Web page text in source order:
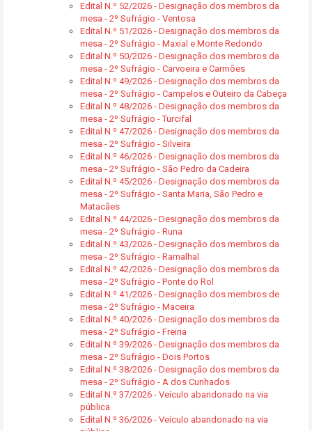
Edital N.º 52/2026 - Designação dos membros da
mesa - 2º Sufrágio - Ventosa
Edital N.º 51/2026 - Designação dos membros da
mesa - 2º Sufrágio - Maxial e Monte Redondo
Edital N.º 50/2026 - Designação dos membros da
mesa - 2º Sufrágio - Carvoeira e Carmões
Edital N.º 49/2026 - Designação dos membros da
mesa - 2º Sufrágio - Campelos e Outeiro da Cabeça
Edital N.º 48/2026 - Designação dos membros da
mesa - 2º Sufrágio - Turcifal
Edital N.º 47/2026 - Designação dos membros da
mesa - 2º Sufrágio - Silveira
Edital N.º 46/2026 - Designação dos membros da
mesa - 2º Sufrágio - São Pedro da Cadeira
Edital N.º 45/2026 - Designação dos membros da
mesa - 2º Sufrágio - Santa Maria, São Pedro e
Matacães
Edital N.º 44/2026 - Designação dos membros da
mesa - 2º Sufrágio - Runa
Edital N.º 43/2026 - Designação dos membros da
mesa - 2º Sufrágio - Ramalhal
Edital N.º 42/2026 - Designação dos membros da
mesa - 2º Sufrágio - Ponte do Rol
Edital N.º 41/2026 - Designação dos membros de
mesa - 2º Sufrágio - Maceira
Edital N.º 40/2026 - Designação dos membros da
mesa - 2º Sufrágio - Freiria
Edital N.º 39/2026 - Designação dos membros da
mesa - 2º Sufrágio - Dois Portos
Edital N.º 38/2026 - Designação dos membros da
mesa - 2º Sufrágio - A dos Cunhados
Edital N.º 37/2026 - Veículo abandonado na via
pública
Edital N.º 36/2026 - Veículo abandonado na via